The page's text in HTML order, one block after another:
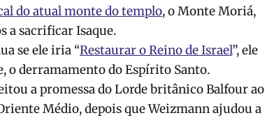
do atual monte do templo, o Monte Moriá,
a sacrificar Isaque.
se ele iria “Restaurar o Reino de Israel”, ele
o derramamento do Espírito Santo.
a promessa do Lorde britânico Balfour ao
Médio, depois que Weizmann ajudou a